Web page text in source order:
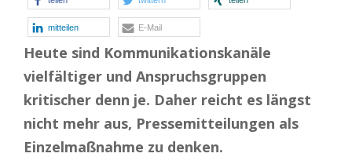
mitteilen E-Mail
Heute sind Kommunikationskanäle
vielfältiger und Anspruchsgruppen
kritischer denn je. Daher reicht es längst
nicht mehr aus, Pressemitteilungen als
Einzelmaßnahme zu denken.